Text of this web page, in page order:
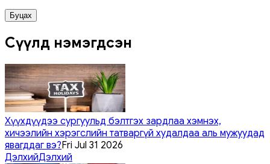
Буцах
Сүүлд нэмэгдсэн
Хүүхдүүдээ сургуульд бэлтгэх зардлаа хэмнэх,
хичээлийн хэрэгслийн татваргүй худалдаа аль мужуудад
явагддаг вэ?Fri Jul 31 2026
ДэлхийДэлхий